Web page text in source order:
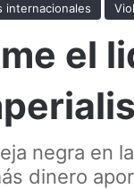
internacionales
el
negra en
dinero